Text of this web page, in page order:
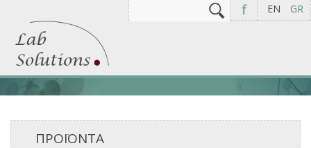
EN GR
f
Φόρμα αναζήτησης
ΠΡΟΪΟΝΤΑ